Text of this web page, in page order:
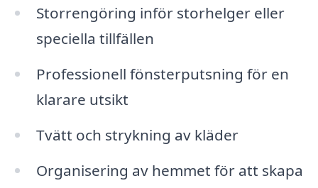
Storrengöring inför storhelger eller
speciella tillfällen
Professionell fönsterputsning för en
klarare utsikt
Tvätt och strykning av kläder
Organisering av hemmet för att skapa